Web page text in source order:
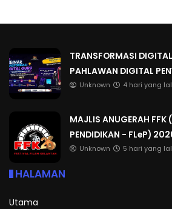
TRANSFORMASI
PAHLAWAN DIGITAL
Unknown 4 hari yang
MAJLIS ANUGERAH FFK
PENDIDIKAN - FLeP)
Unknown 5 hari yang
HALAMAN
Utama